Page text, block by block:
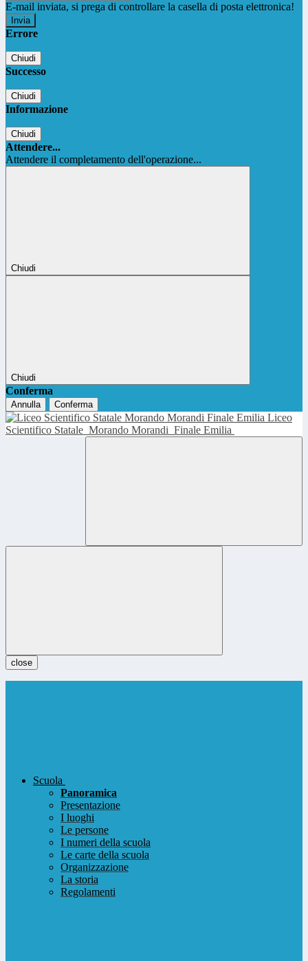
E-mail inviata, si prega di controllare la casella di posta elettronica!
Errore
Chiudi
Successo
Chiudi
Informazione
Chiudi
Attendere...
Attendere il completamento dell'operazione...
Chiudi
Chiudi
Conferma
Annulla Conferma
Liceo
Scientifico Statale Morando Morandi Finale Emilia
close
Scuola
Panoramica
Presentazione
I luoghi
Le persone
I numeri della scuola
Le carte della scuola
Organizzazione
La storia
Regolamenti